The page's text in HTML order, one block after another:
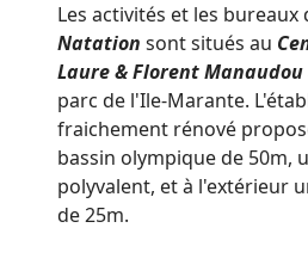
Les activités et les bureaux
Natation sont situés au
Laure & Florent Manaudou
parc de l'Ile-Marante.
fraichement rénové
bassin olympique de 50m,
polyvalent, et à l'extérieur
de 25m.